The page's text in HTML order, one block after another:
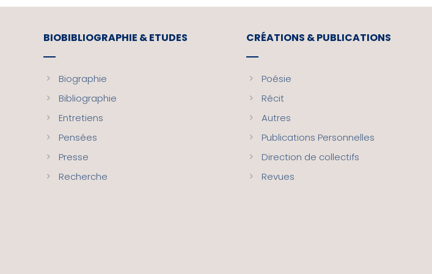
BIOBIBLIOGRAPHIE & ETUDES
Biographie
Bibliographie
Entretiens
Pensées
Presse
Recherche
CRÉATIONS & PUBLICATIONS
Poésie
Récit
Autres
Publications Personnelles
Direction de collectifs
Revues